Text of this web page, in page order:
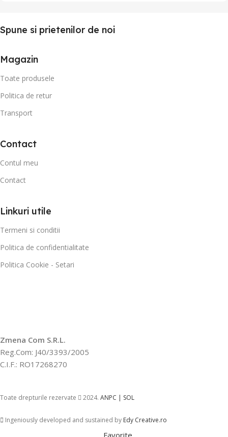
Spune si prietenilor de noi
Magazin
Toate produsele
Politica de retur
Transport
Contact
Contul meu
Contact
Linkuri utile
Termeni si conditii
Politica de confidentialitate
Politica Cookie - Setari
Zmena Com S.R.L.
Reg.Com: J40/3393/2005
C.I.F.: RO17268270
Toate drepturile rezervate 2024. ANPC | SOL
Ingeniously developed and sustained by Edy Creative.ro